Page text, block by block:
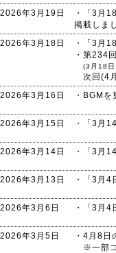
2026年3月19日
・「3月
掲載しま
2026年3月18日
・「3月
・第234
(3月18日
次回(4月
2026年3月16日
・BGM
2026年3月15日 ・「3月
2026年3月14日 ・「3月
2026年3月13日 ・「3月
2026年3月6日 ・「3月
2026年3月5日
・4月8日
※一部コ